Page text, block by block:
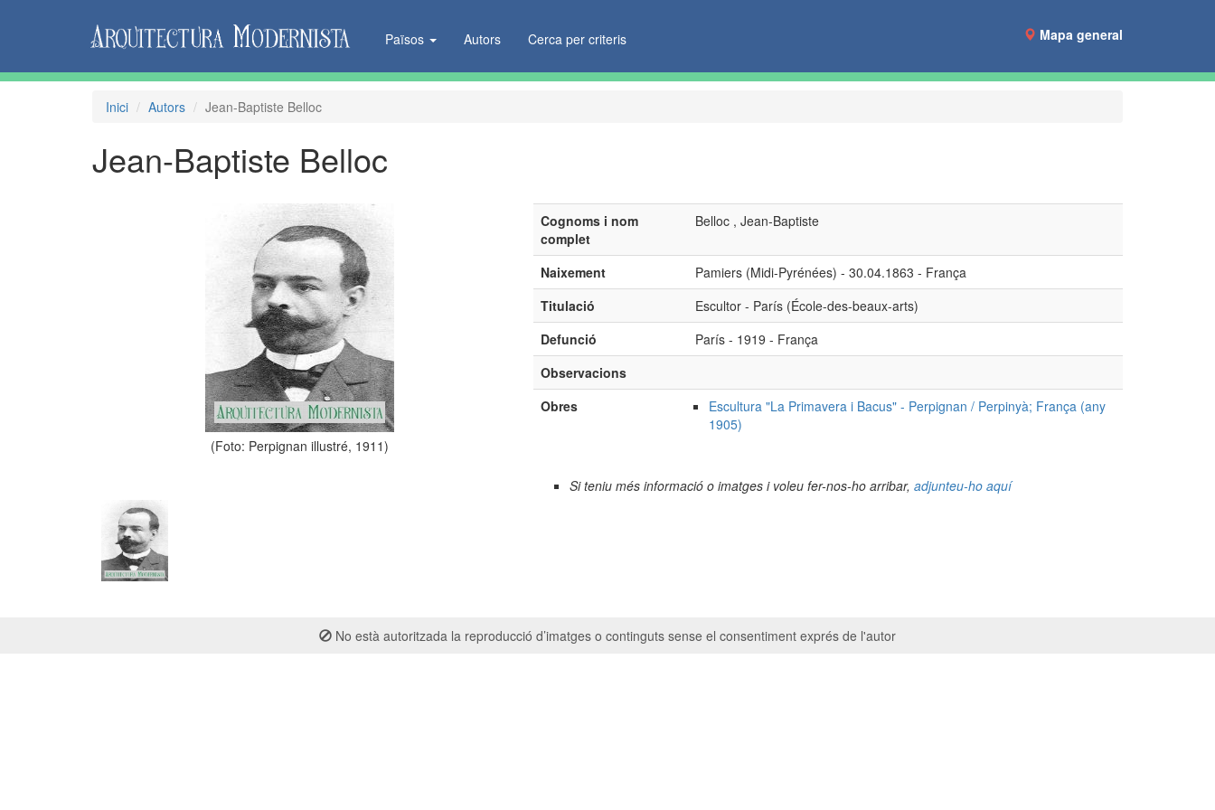
Països Autors Cerca per criteris Mapa general
Inici Autors Jean-Baptiste Belloc
Jean-Baptiste Belloc
(Foto: Perpignan illustré, 1911)
Cognoms i nom
complet
Belloc , Jean-Baptiste
Naixement
Pamiers (Midi-Pyrénées) - 30.04.1863 - França
Titulació
Escultor - París (École-des-beaux-arts)
Defunció
París - 1919 - França
Observacions
Obres
Escultura "La Primavera i Bacus" - Perpignan / Perpinyà; França (any
1905)
Si teniu més informació o imatges i voleu fer-nos-ho arribar, adjunteu-ho aquí
No està autoritzada la reproducció d’imatges o continguts sense el consentiment exprés de l'autor